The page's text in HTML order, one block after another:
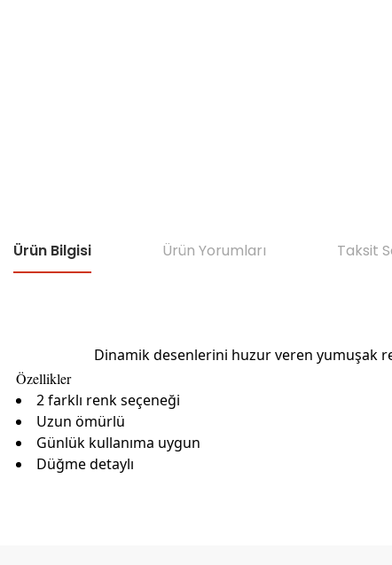
Ürün Bilgisi Ürün Yorumları Taksit
Dinamik desenlerini huzur veren yumuşak
Özellikler
2 farklı renk seçeneği
Uzun ömürlü
Günlük kullanıma uygun
Düğme detaylı